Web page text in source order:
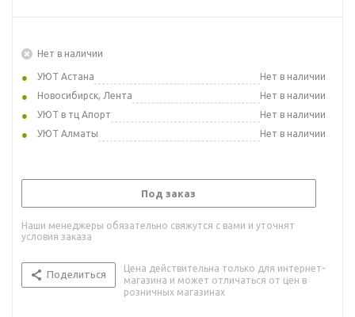
Нет в наличии
УЮТ Астана
Нет в наличии
Новосибирск, Лента
Нет в наличии
УЮТ в тц Апорт
Нет в наличии
УЮТ Алматы
Нет в наличии
Под заказ
Наши менеджеры обязательно свяжутся с вами и уточнят
условия заказа
Поделиться
Цена действительна только для интернет-
магазина и может отличаться от цен в
розничных магазинах